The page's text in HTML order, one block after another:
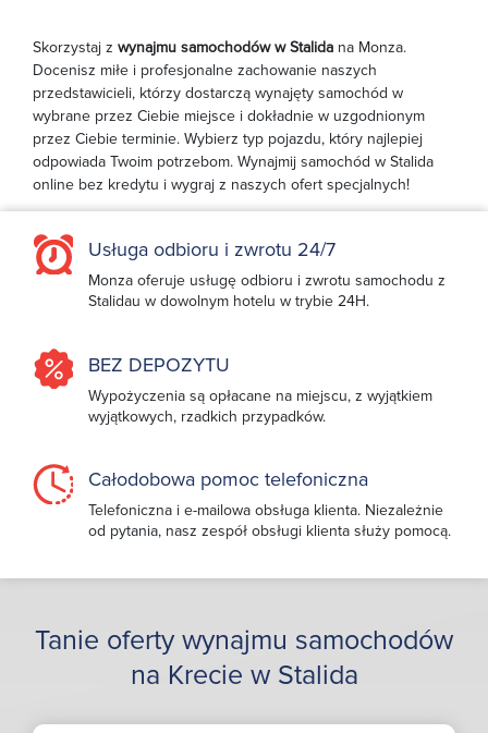
Skorzystaj z wynajmu samochodów w Stalida na Monza.
Docenisz miłe i profesjonalne zachowanie naszych
przedstawicieli, którzy dostarczą wynajęty samochód w
wybrane przez Ciebie miejsce i dokładnie w uzgodnionym
przez Ciebie terminie. Wybierz typ pojazdu, który najlepiej
odpowiada Twoim potrzebom. Wynajmij samochód w Stalida
online bez kredytu i wygraj z naszych ofert specjalnych!
Usługa odbioru i zwrotu 24/7
Monza oferuje usługę odbioru i zwrotu samochodu z
Stalidau w dowolnym hotelu w trybie 24H.
BEZ DEPOZYTU
Wypożyczenia są opłacane na miejscu, z wyjątkiem
wyjątkowych, rzadkich przypadków.
Całodobowa pomoc telefoniczna
Telefoniczna i e-mailowa obsługa klienta. Niezależnie
od pytania, nasz zespół obsługi klienta służy pomocą.
Tanie oferty wynajmu samochodów
na Krecie w Stalida